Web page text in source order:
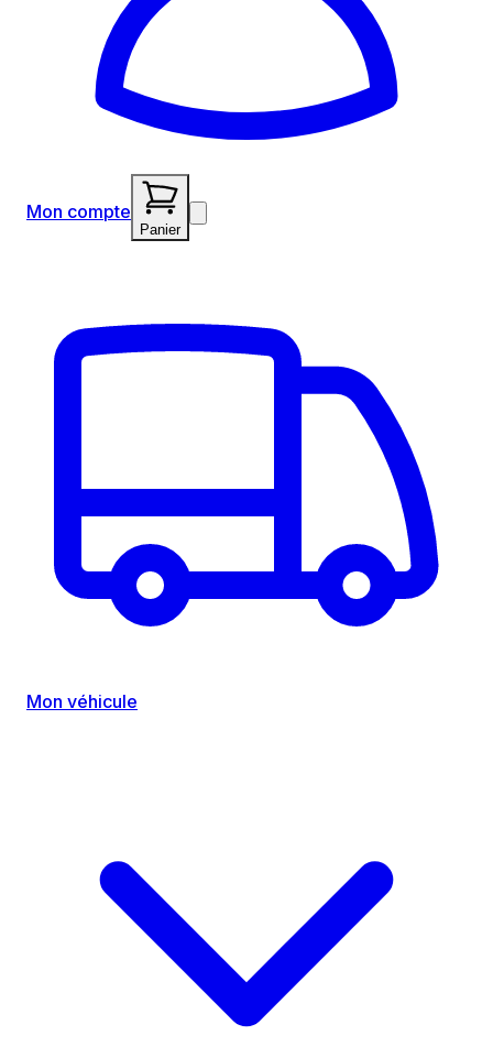
Mon compte
Panier
Mon véhicule